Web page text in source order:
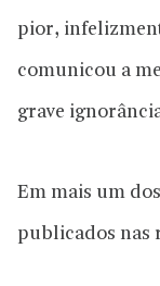
pior,
comunicou a
grave
Em mais um
publicados nas